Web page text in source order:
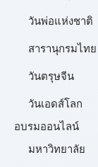
วันพ่อแห่งชาติ
สารานุกรมไทย
วันตรุษจีน
วันเอดส์โลก
อบรมออนไลน์
มหาวิทยาลัย